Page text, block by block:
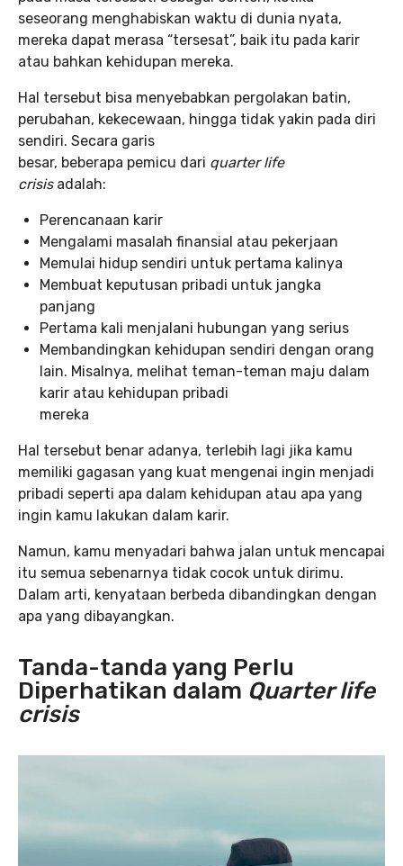
seseorang menghabiskan waktu di dunia nyata,
mereka dapat merasa “tersesat”, baik itu pada karir
atau bahkan kehidupan mereka.
Hal tersebut bisa menyebabkan pergolakan batin,
perubahan, kekecewaan, hingga tidak yakin pada diri
sendiri. Secara garis
besar, beberapa pemicu dari quarter life
crisisadalah:
Perencanaan karir
Mengalami masalah finansial atau pekerjaan
Memulai hidup sendiri untuk pertama kalinya
Membuat keputusan pribadi untuk jangka
panjang
Pertama kali menjalani hubungan yang serius
Membandingkan kehidupan sendiri dengan orang
lain. Misalnya, melihat teman-teman maju dalam
karir atau kehidupan pribadi
mereka
Hal tersebut benar adanya, terlebih lagi jika kamu
memiliki gagasan yang kuat mengenai ingin menjadi
pribadi seperti apa dalam kehidupan atau apa yang
ingin kamu lakukan dalam karir.
Namun, kamu menyadari bahwa jalan untuk mencapai
itu semua sebenarnya tidak cocok untuk dirimu.
Dalam arti, kenyataan berbeda dibandingkan dengan
apa yang dibayangkan.
Tanda-tanda yang Perlu
Diperhatikan dalam Quarter life
crisis